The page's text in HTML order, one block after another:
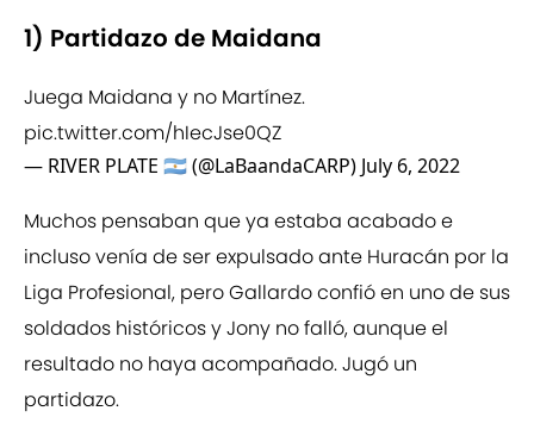
1) Partidazo de Maidana
Juega Maidana y no Martínez.
pic.twitter.com/hIecJse0QZ
— RIVER PLATE 🇦🇷 (@LaBaandaCARP) July 6, 2022
Muchos pensaban que ya estaba acabado e
incluso venía de ser expulsado ante Huracán por la
Liga Profesional, pero Gallardo confió en uno de sus
soldados históricos y Jony no falló, aunque el
resultado no haya acompañado. Jugó un
partidazo.